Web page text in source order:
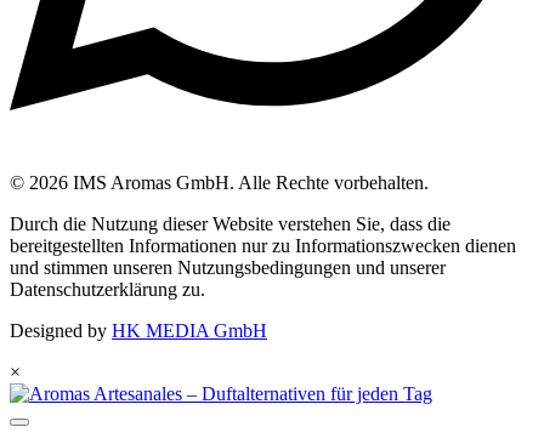
© 2026 IMS Aromas GmbH. Alle Rechte vorbehalten.
Durch die Nutzung dieser Website verstehen Sie, dass die
bereitgestellten Informationen nur zu Informationszwecken dienen
und stimmen unseren Nutzungsbedingungen und unserer
Datenschutzerklärung zu.
Designed by HK MEDIA GmbH
×